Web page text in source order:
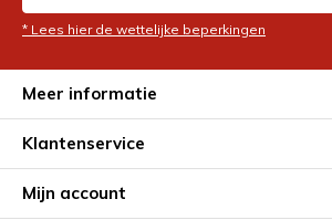
* Lees hier de wettelijke beperkingen
Meer informatie
Klantenservice
Mijn account